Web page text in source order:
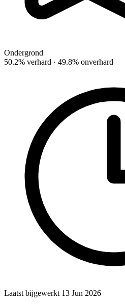
Ondergrond
50.2% verhard · 49.8% onverhard
Laatst bijgewerkt 13 Jun 2026